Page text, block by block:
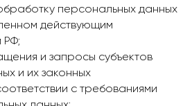
персональных данных
действующим
РФ;
и запросы субъектов
и их законных
с требованиями